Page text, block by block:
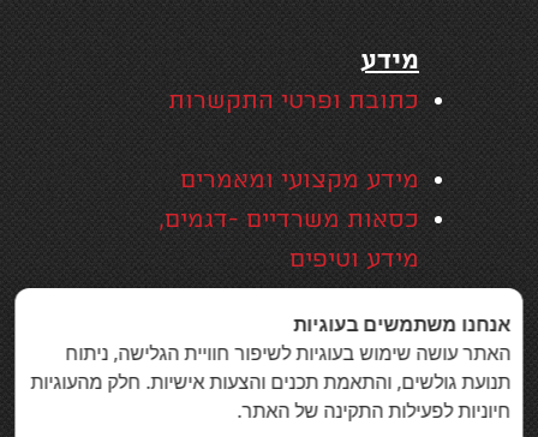
מידע
כתובת ופרטי התקשרות
מידע מקצועי ומאמרים
כסאות משרדיים -דגמים,
מידע וטיפים
האחריות המקיפה של סמייל
אופיס
בין לקוחות סמייל אופיס
אנחנו משתמשים בעוגיות
האתר עושה שימוש בעוגיות לשיפור חוויית הגלישה, ניתוח
תנועת גולשים, והתאמת תכנים והצעות אישיות. חלק מהעוגיות
חיוניות לפעילות התקינה של האתר.